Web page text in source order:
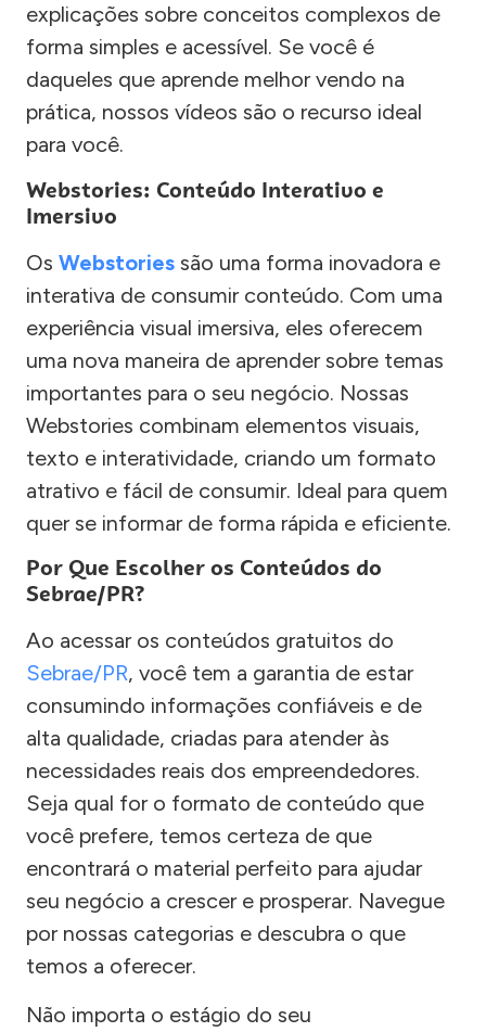
explicações sobre conceitos complexos de
forma simples e acessível. Se você é
daqueles que aprende melhor vendo na
prática, nossos vídeos são o recurso ideal
para você.
Webstories: Conteúdo Interativo e
Imersivo
Os Webstories são uma forma inovadora e
interativa de consumir conteúdo. Com uma
experiência visual imersiva, eles oferecem
uma nova maneira de aprender sobre temas
importantes para o seu negócio. Nossas
Webstories combinam elementos visuais,
texto e interatividade, criando um formato
atrativo e fácil de consumir. Ideal para quem
quer se informar de forma rápida e eficiente.
Por Que Escolher os Conteúdos do
Sebrae/PR?
Ao acessar os conteúdos gratuitos do
Sebrae/PR, você tem a garantia de estar
consumindo informações confiáveis e de
alta qualidade, criadas para atender às
necessidades reais dos empreendedores.
Seja qual for o formato de conteúdo que
você prefere, temos certeza de que
encontrará o material perfeito para ajudar
seu negócio a crescer e prosperar. Navegue
por nossas categorias e descubra o que
temos a oferecer.
Não importa o estágio do seu